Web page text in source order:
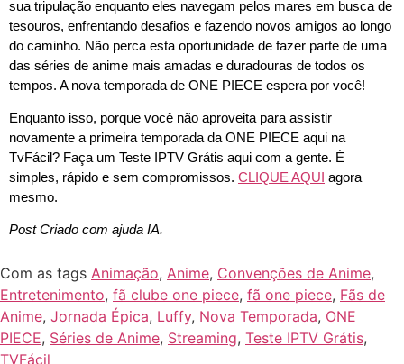
sua tripulação enquanto eles navegam pelos mares em busca de
tesouros, enfrentando desafios e fazendo novos amigos ao longo
do caminho. Não perca esta oportunidade de fazer parte de uma
das séries de anime mais amadas e duradouras de todos os
tempos. A nova temporada de ONE PIECE espera por você!
Enquanto isso, porque você não aproveita para assistir
novamente a primeira temporada da ONE PIECE aqui na
TvFácil? Faça um Teste IPTV Grátis aqui com a gente. É
simples, rápido e sem compromissos. CLIQUE AQUI agora
mesmo.
Post Criado com ajuda IA.
Com as tags Animação, Anime, Convenções de Anime,
Entretenimento, fã clube one piece, fã one piece, Fãs de
Anime, Jornada Épica, Luffy, Nova Temporada, ONE
PIECE, Séries de Anime, Streaming, Teste IPTV Grátis,
TVFácil